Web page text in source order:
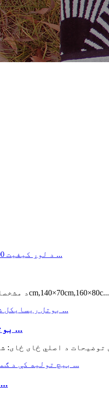
د مشخصاتو مواد 100% پنبه اندازه 150×75cm,140×70cm,160×80c...
د RPET بوتل ریسایکل شوي پولیز ...
د دودیز ډیزاین چاپ شوي لوګو ...